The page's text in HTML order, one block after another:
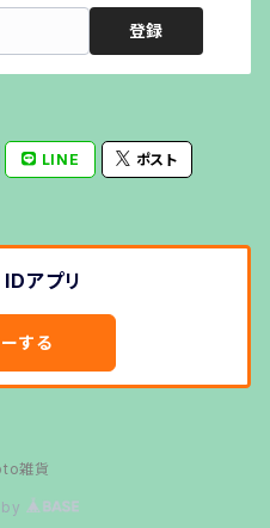
登録
LINE ポスト
アプリ
する
雑貨